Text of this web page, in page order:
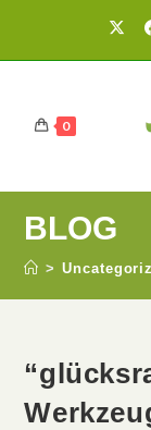
0
BLOG
>